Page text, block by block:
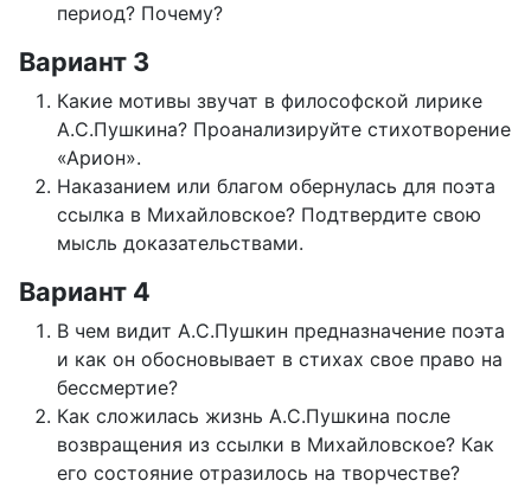
период? Почему?
Вариант 3
Какие мотивы звучат в философской лирике
А.С.Пушкина? Проанализируйте стихотворение
«Арион».
Наказанием или благом обернулась для поэта
ссылка в Михайловское? Подтвердите свою
мысль доказательствами.
Вариант 4
В чем видит А.С.Пушкин предназначение поэта
и как он обосновывает в стихах свое право на
бессмертие?
Как сложилась жизнь А.С.Пушкина после
возвращения из ссылки в Михайловское? Как
его состояние отразилось на творчестве?